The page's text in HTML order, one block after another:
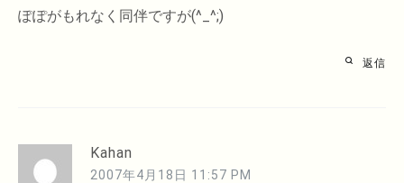
ぽぽがもれなく同伴ですが(^_^;)
返信
Kahan
2007年4月18日 11:57 PM